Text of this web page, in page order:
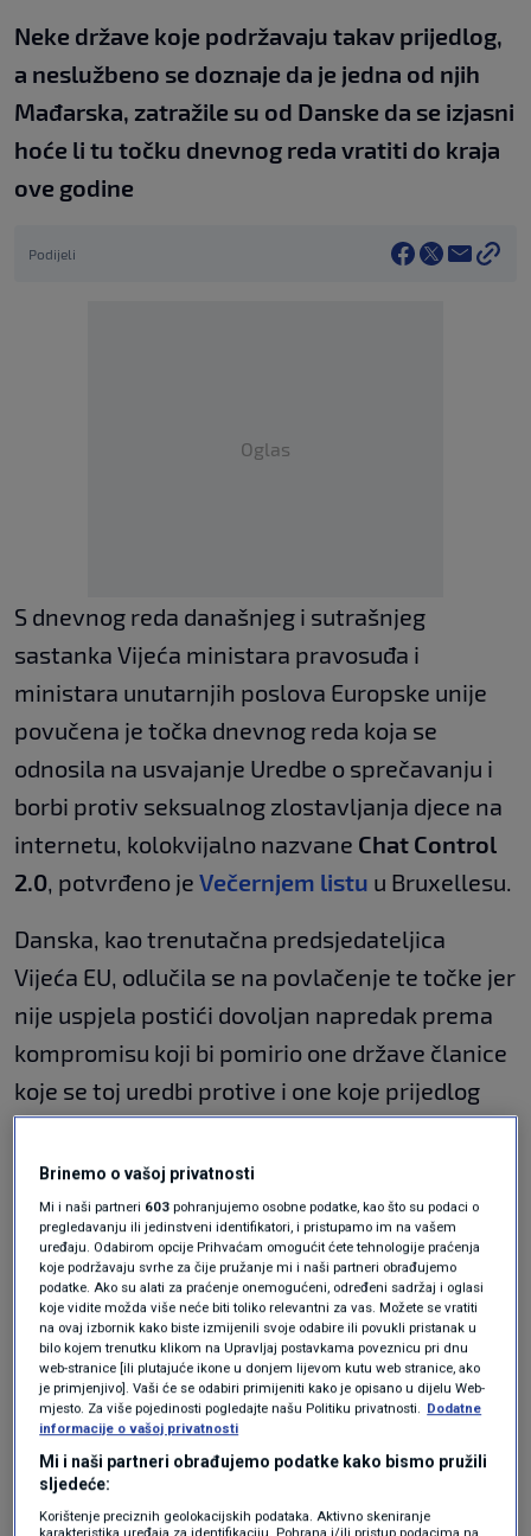
Neke države koje podržavaju takav prijedlog,
a neslužbeno se doznaje da je jedna od njih
Mađarska, zatražile su od Danske da se izjasni
hoće li tu točku dnevnog reda vratiti do kraja
ove godine
Podijeli
Oglas
S dnevnog reda današnjeg i sutrašnjeg
sastanka Vijeća ministara pravosuđa i
ministara unutarnjih poslova Europske unije
povučena je točka dnevnog reda koja se
odnosila na usvajanje Uredbe o sprečavanju i
borbi protiv seksualnog zlostavljanja djece na
internetu, kolokvijalno nazvane Chat Control
2.0, potvrđeno je Večernjem listu u Bruxellesu.
Danska, kao trenutačna predsjedateljica
Vijeća EU, odlučila se na povlačenje te točke jer
nije uspjela postići dovoljan napredak prema
kompromisu koji bi pomirio one države članice
koje se toj uredbi protive i one koje prijedlog
podržavaju, a među kojima je i Hrvatska.
radilo svima, u svakom trenu, na
svim aplikacijama
VIJESTI 3. ruj.
Hajdaš Dončić postavio pitanje
Plenkoviću: Zašto i dalje podržava
Chat Control?
VIJESTI|9. lis.
Neke države koje podržavaju takav prijedlog, a
neslužbeno doznajemo da je jedna od njih
Mađarska, zatražile su od Danske da se izjasni
Brinemo o vašoj privatnosti
Mi i naši partneri 603 pohranjujemo osobne podatke, kao što su podaci o
pregledavanju ili jedinstveni identifikatori, i pristupamo im na vašem
uređaju. Odabirom opcije Prihvaćam omogućit ćete tehnologije praćenja
koje podržavaju svrhe za čije pružanje mi i naši partneri obrađujemo
podatke. Ako su alati za praćenje onemogućeni, određeni sadržaj i oglasi
koje vidite možda više neće biti toliko relevantni za vas. Možete se vratiti
na ovaj izbornik kako biste izmijenili svoje odabire ili povukli pristanak u
bilo kojem trenutku klikom na Upravljaj postavkama poveznicu pri dnu
web-stranice [ili plutajuće ikone u donjem lijevom kutu web stranice, ako
je primjenjivo]. Vaši će se odabiri primijeniti kako je opisano u dijelu Web-
mjesto. Za više pojedinosti pogledajte našu Politiku privatnosti. Dodatne
informacije o vašoj privatnosti
Mi i naši partneri obrađujemo podatke kako bismo pružili
sljedeće:
Korištenje preciznih geolokacijskih podataka. Aktivno skeniranje
karakteristika uređaja za identifikaciju. Pohrana i/ili pristup podacima na